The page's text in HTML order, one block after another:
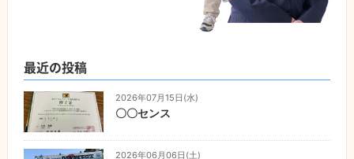
最近の投稿
2026年07月15日(水)
〇〇センス
2026年06月06日(土)